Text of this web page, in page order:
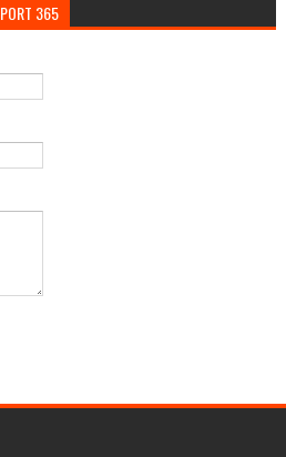
365